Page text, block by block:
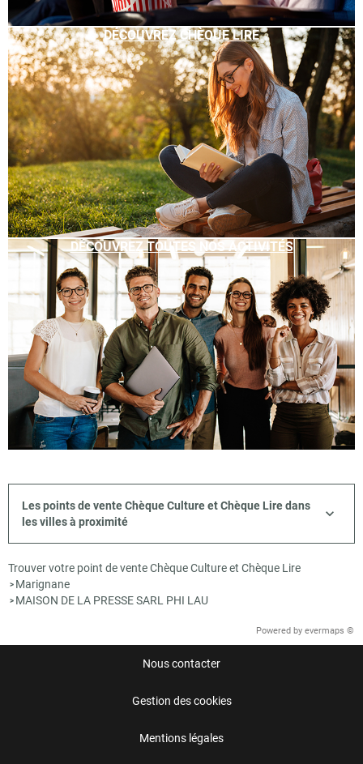
DÉCOUVREZ CHÈQUE LIRE
DÉCOUVREZ TOUTES NOS ACTIVITÉS
Les points de vente Chèque Culture et Chèque Lire dans
les villes à proximité
Trouver votre point de vente Chèque Culture et Chèque Lire
> Marignane
> MAISON DE LA PRESSE SARL PHI LAU
Powered by evermaps ©
Nous contacter
Gestion des cookies
Mentions légales